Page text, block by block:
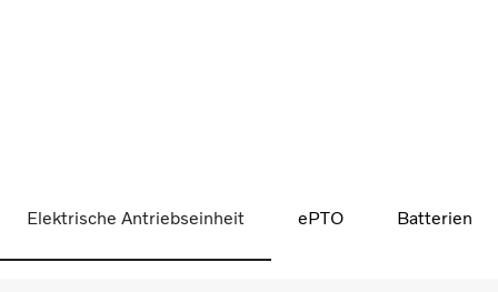
Elektrische Antriebseinheit ePTO Batterien